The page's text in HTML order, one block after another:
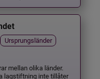
Ursprungsländer
mellan olika länder.
lagstiftning inte tillåter